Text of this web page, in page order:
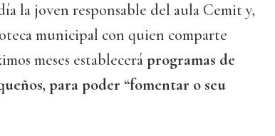
la joven responsable del aula Cemit y,
municipal con quien comparte
meses estableceráprogramas de
para poder “fomentar o seu